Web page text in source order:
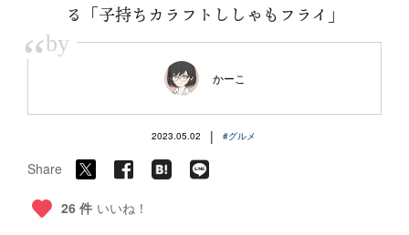
る「子持ちカラフトししゃもフライ」
“by
かーこ
2023.05.02 | #グルメ
Share
26 件 いいね！